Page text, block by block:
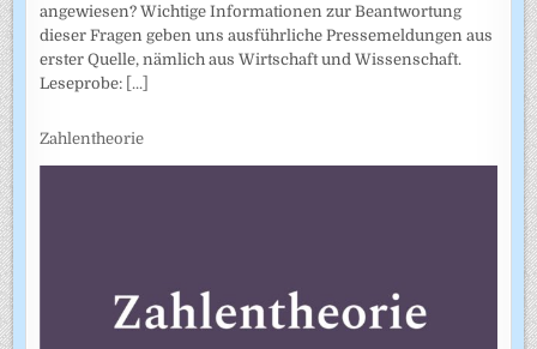
angewiesen? Wichtige Informationen zur Beantwortung
dieser Fragen geben uns ausführliche Pressemeldungen aus
erster Quelle, nämlich aus Wirtschaft und Wissenschaft.
Leseprobe: [...]
Zahlentheorie